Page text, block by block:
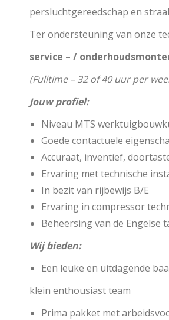
persluchtgereedschap en
Ter ondersteuning van onze
service – /
(Fulltime – 32 of 40 uur per
Jouw profiel:
Niveau MTS
Goede contactuele
Accuraat, inventief,
Ervaring met technische
In bezit van rijbewijs B/E
Ervaring in compressor
Beheersing van de Engelse
Wij bieden:
Een leuke en uitdagende
klein enthousiast team
Prima pakket met